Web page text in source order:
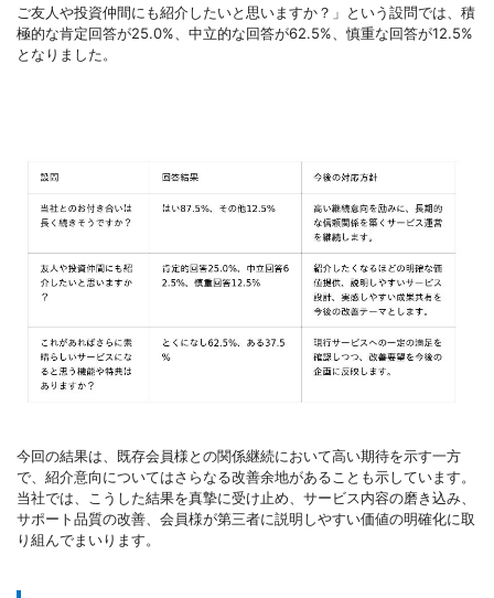
ご友人や投資仲間にも紹介したいと思いますか？」という設問では、積
極的な肯定回答が25.0%、中立的な回答が62.5%、慎重な回答が12.5%
となりました。
今回の結果は、既存会員様との関係継続において高い期待を示す一方
で、紹介意向についてはさらなる改善余地があることも示しています。
当社では、こうした結果を真摯に受け止め、サービス内容の磨き込み、
サポート品質の改善、会員様が第三者に説明しやすい価値の明確化に取
り組んでまいります。